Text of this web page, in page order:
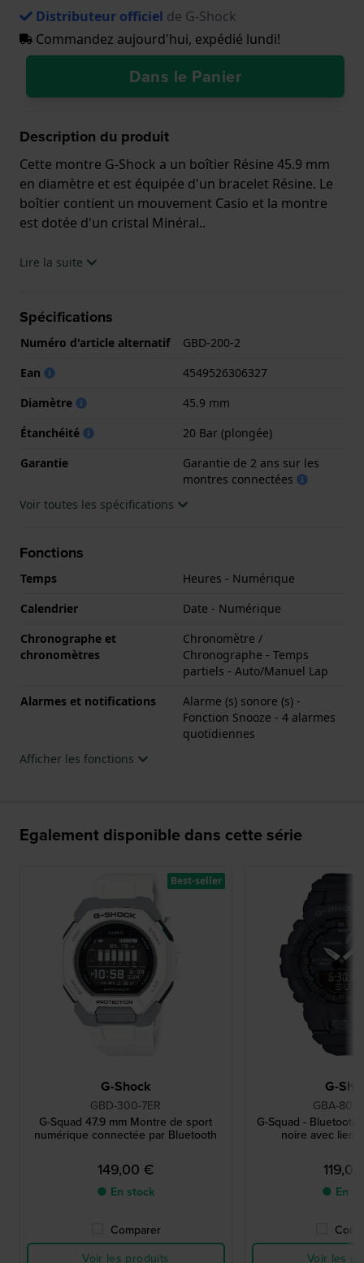
Distributeur officiel de G-Shock
Commandez aujourd'hui, expédié lundi!
Dans le Panier
Description du produit
Cette montre G-Shock a un boîtier Résine 45.9 mm
en diamètre et est équipée d'un bracelet Résine. Le
boîtier contient un mouvement Casio et la montre
est dotée d'un cristal Minéral..
La montre est 20 ATM. Cela signifie que la montre
Garantie de 2 ans sur les montres connectées
.
Lire la suite
Spécifications
Numéro d'article alternatif
GBD-200-2
Ean
4549526306327
Diamètre
45.9 mm
Étanchéité
20 Bar (plongée)
Garantie
Garantie de 2 ans sur les
montres connectées
Voir toutes les spécifications
Fonctions
Temps
Heures - Numérique
Calendrier
Date - Numérique
Chronographe et
chronomètres
Chronomètre /
Chronographe - Temps
partiels - Auto/Manuel Lap
Alarmes et notifications
Alarme (s) sonore (s) -
Fonction Snooze - 4 alarmes
quotidiennes
Afficher les fonctions
Egalement disponible dans cette série
G-Shock
GBD-300-7ER
G-Squad 47.9 mm Montre de sport
numérique connectée par Bluetooth
149,00 €
● En stock
Comparer
Voir les produits
Best-seller
G-
GBA-800-
G-Squad -
noire avec lien
● En
Voir les